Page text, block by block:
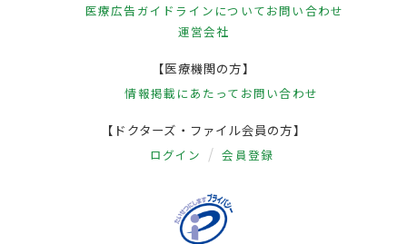
医療広告ガイドラインについてお問い合わせ
運営会社
【医療機関の方】
情報掲載にあたって お問い合わせ
【ドクターズ・ファイル会員の方】
ログイン 会員登録